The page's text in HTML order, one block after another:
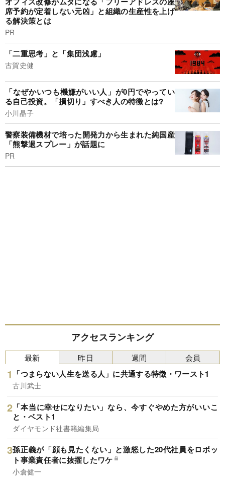
席予約が定着しない元凶」と組織の生産性を上げ
る解決策とは
PR
「二重思考」と「集団浅慮」
古賀史健
「なぜかいつも機嫌がいい人」が0円でやってい
る自己投資。「損切り」すべき人の特徴とは?
小川晶子
警察装備機材で培った開発力から生まれた純国産
「熊撃退スプレー」が話題に
PR
アクセスランキング
最新
「つまらない人生を送る人」に共通する特徴・ワースト1
古川武士
「本当に幸せになりたい」なら、今すぐやめた方がいいこ
と・ベスト1
ダイヤモンド社書籍編集局
孫正義が「顔も見たくない」と激怒した20代社員をロボッ
ト事業責任者に抜擢したワケ
小倉健一
昨日 週間 会員